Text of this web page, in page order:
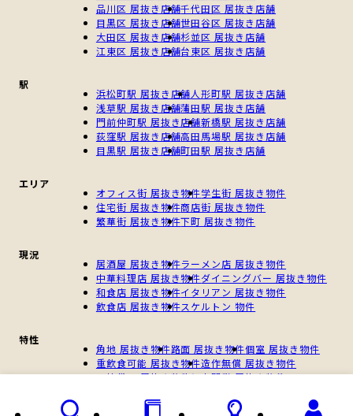
品川区 居抜き店舗千代田区 居抜き店舗
目黒区 居抜き店舗世田谷区 居抜き店舗
大田区 居抜き店舗杉並区 居抜き店舗
江東区 居抜き店舗台東区 居抜き店舗
駅
浜松町駅 居抜き店舗人形町駅 居抜き店舗
浅草駅 居抜き店舗蒲田駅 居抜き店舗
門前仲町駅 居抜き店舗新橋駅 居抜き店舗
荻窪駅 居抜き店舗高田馬場駅 居抜き店舗
目黒駅 居抜き店舗町田駅 居抜き店舗
エリア
オフィス街 居抜き物件学生街 居抜き物件
住宅街 居抜き物件商店街 居抜き物件
繁華街 居抜き物件下町 居抜き物件
現況
居酒屋 居抜き物件ラーメン店 居抜き物件
中華料理店 居抜き物件ダイニングバー 居抜き物件
和食店 居抜き物件イタリアン 居抜き物件
飲食店 居抜き物件スケルトン 物件
特性
角地 居抜き物件路面 居抜き物件個室 居抜き物件
重飲食可能 居抜き物件造作無償 居抜き物件
一棟貸し 居抜き物件個人開業 居抜き物件